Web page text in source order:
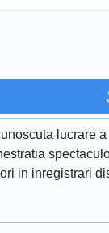
lucrare
in inregistrari